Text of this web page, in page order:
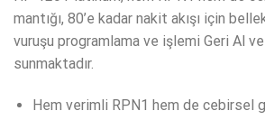
mantığı, 80’e kadar nakit akışı için
vuruşu programlama ve işlemi Geri Al ve
sunmaktadır.
Hem verimli RPN1 hem de cebirsel